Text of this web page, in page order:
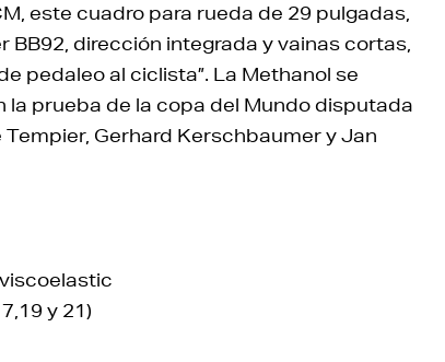
este cuadro para rueda de 29 pulgadas,
dirección integrada y vainas cortas,
pedaleo al ciclista”. La Methanol se
prueba de la copa del Mundo disputada
Gerhard Kerschbaumer y Jan
y 21)